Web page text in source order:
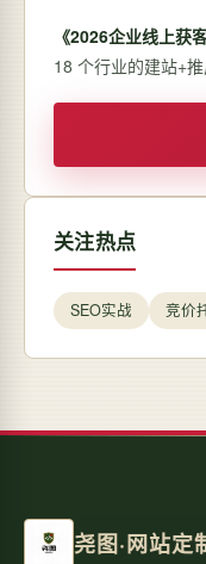
《2026企业线上获
18 个行业的建站+
关注热点
SEO实战 竞价
尧图·网站定